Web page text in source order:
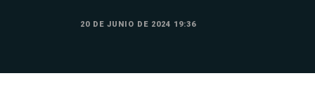
20 DE JUNIO DE 2024 19:36